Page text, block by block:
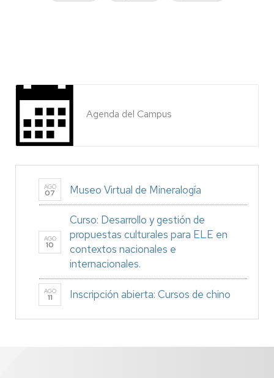
Agenda del Campus
AGO
07 Museo Virtual de Mineralogía
AGO
10
Curso: Desarrollo y gestión de
propuestas culturales para ELE en
contextos nacionales e
internacionales.
AGO
11 Inscripción abierta: Cursos de chino